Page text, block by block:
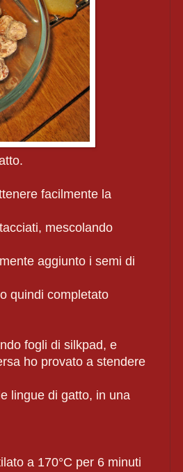
facilmente la
mescolando
aggiunto i semi di
quindi completato
fogli di silkpad, e
ho provato a stendere
lingue di gatto, in una
a 170°C per 6 minuti